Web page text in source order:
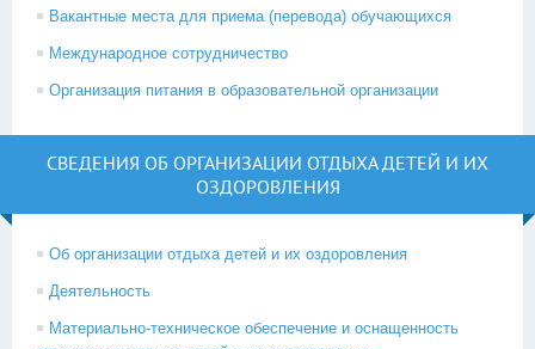
Вакантные места для приема (перевода) обучающихся
Международное сотрудничество
Организация питания в образовательной организации
СВЕДЕНИЯ ОБ ОРГАНИЗАЦИИ ОТДЫХА ДЕТЕЙ И ИХ
ОЗДОРОВЛЕНИЯ
Об организации отдыха детей и их оздоровления
Деятельность
Материально-техническое обеспечение и оснащенность